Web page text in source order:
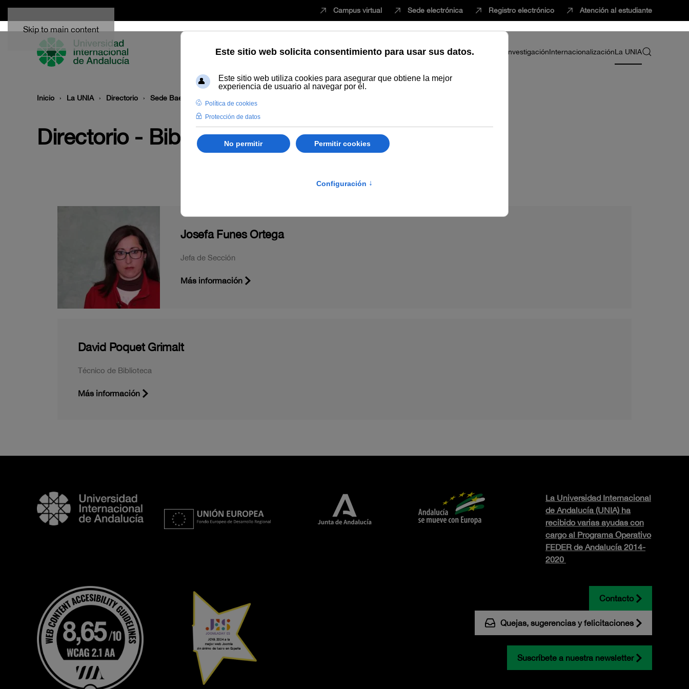
Skip to main content
Campus virtual Sede electrónica Registro electrónico Atención al estudiante
EstudiarInnovaciónVida universitariaProfesorado InvestigaciónInternacionalizaciónLa UNIA
Inicio La UNIA Directorio Sede Baeza
Directorio - Biblioteca
Josefa Funes Ortega
Jefa de Sección
Más información
David Poquet Grimalt
Técnico de Biblioteca
Más información
La Universidad Internacional
de Andalucía (UNIA) ha
recibido varias ayudas con
cargo al Programa Operativo
FEDER de Andalucía 2014-
2020
Contacto
Quejas, sugerencias y felicitaciones
Suscríbete a nuestra newsletter